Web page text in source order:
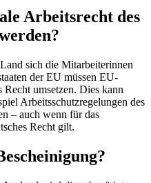
Arbeitsrecht des
sich die Mitarbeiterinnen
der EU müssen EU-
umsetzen. Dies kann
Arbeitsschutzregelungen des
– auch wenn für das
Recht gilt.